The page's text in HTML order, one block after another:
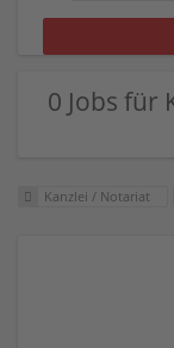
0 Jobs für
Kanzlei / Notariat